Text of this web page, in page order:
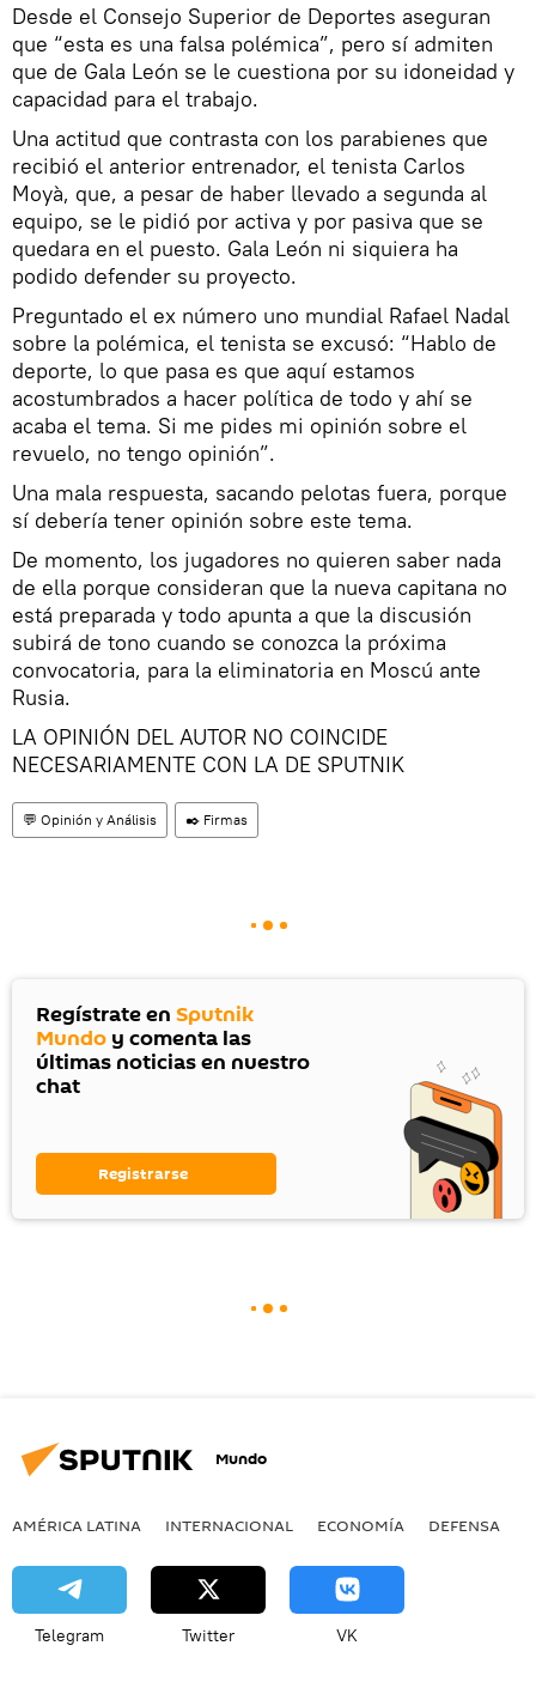
Desde el Consejo Superior de Deportes aseguran
que “esta es una falsa polémica”, pero sí admiten
que de Gala León se le cuestiona por su idoneidad y
capacidad para el trabajo.
Una actitud que contrasta con los parabienes que
recibió el anterior entrenador, el tenista Carlos
Moyà, que, a pesar de haber llevado a segunda al
equipo, se le pidió por activa y por pasiva que se
quedara en el puesto. Gala León ni siquiera ha
podido defender su proyecto.
Preguntado el ex número uno mundial Rafael Nadal
sobre la polémica, el tenista se excusó: “Hablo de
deporte, lo que pasa es que aquí estamos
acostumbrados a hacer política de todo y ahí se
acaba el tema. Si me pides mi opinión sobre el
revuelo, no tengo opinión”.
Una mala respuesta, sacando pelotas fuera, porque
sí debería tener opinión sobre este tema.
De momento, los jugadores no quieren saber nada
de ella porque consideran que la nueva capitana no
está preparada y todo apunta a que la discusión
subirá de tono cuando se conozca la próxima
convocatoria, para la eliminatoria en Moscú ante
Rusia.
LA OPINIÓN DEL AUTOR NO COINCIDE
NECESARIAMENTE CON LA DE SPUTNIK
💬 Opinión y Análisis ✒️ Firmas
Regístrate en Sputnik
Mundo y comenta las
últimas noticias en nuestro
chat
Registrarse
Mundo
AMÉRICA LATINA INTERNACIONAL ECONOMÍA DEFENSA
Telegram Twitter VK